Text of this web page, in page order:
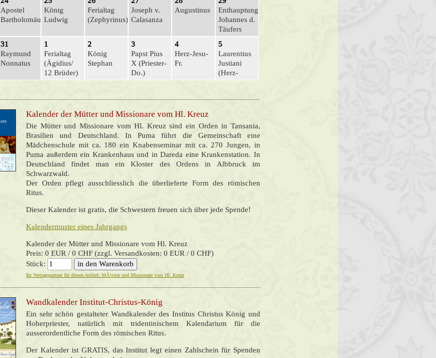
Apostel
Bartholomäus
König
Ludwig
Ferialtag
(Zephyrinus)
Joseph v.
Calasanza
Augustinus
Enthauptung
Johannes d.
Täufers
31
Raymund
Nonnatus
1
Ferialtag
(Ägidius/
12 Brüder)
2
König
Stephan
3
Papst Pius
X (Prie­ster-
Do.)
4
Herz-Jesu-
Fr.
5
Laurentius
Justiani
(Herz-
Mariä- ...
Kalender der Mütter und Missionare vom Hl. Kreuz
Die Mütter und Missionare vom Hl. Kreuz sind ein Orden in Tansania,
Brasilien und Deutschland. In Puma führt die Gemeinschaft eine
Mädchenschule mit ca. 180 ein Knabenseminar mit ca. 270 Jungen, in
Puma außerdem ein Krankenhaus und in Dareda eine Krankenstation. In
Deutschland findet man ein Kloster des Ordens in Albbruck im
Schwarzwald.
Der Orden pflegt ausschliesslich die überlieferte Form des römischen
Ritus.
Dieser Kalender ist gratis, die Schwestern freuen sich über jede Spende!
Kalendermuster eines Jahrgangs
Kalender der Mütter und Missionare vom Hl. Kreuz
Preis: 0 EUR / 0 CHF (zzgl. Versandkosten: 0 EUR / 0 CHF)
Stück:
Ihr Vertragspartner für diesen Artikel: MÃ¼tter und Missionare vom Hl. Kreuz
Wandkalender Institut-Christus-König
Ein sehr schön gestalteter Wandkalender des Institus Christus König und
Hoherpriester, natürlich mit tridentinischem Kalendarium für die
ausserordentliche Form des römischen Ritus.
Der Kalender ist GRATIS, das Institut legt einen Zahlschein für Spenden